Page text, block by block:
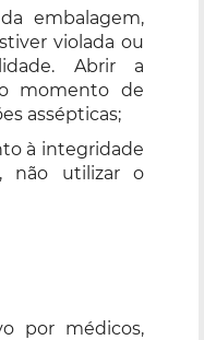
embalagem,
violada ou
Abrir a
momento de
assépticas;
à integridade
não utilizar o
por médicos,